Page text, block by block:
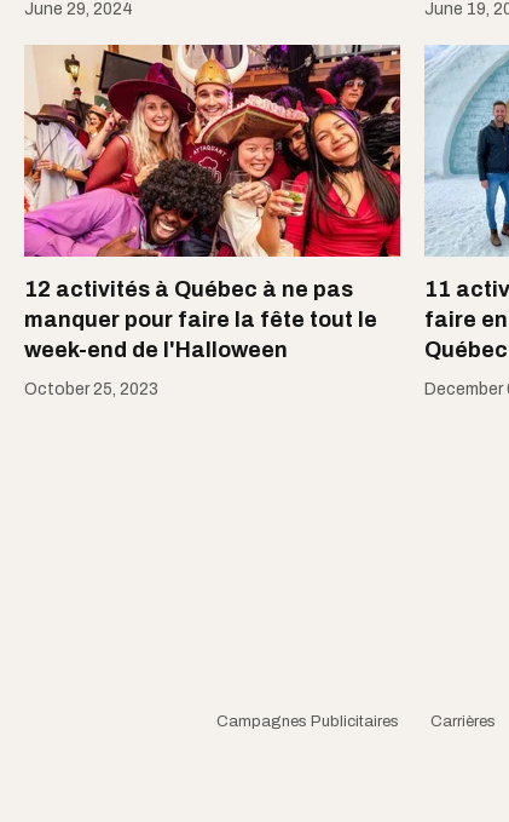
June 29, 2024 June 19,
12 activités à Québec à ne pas
manquer pour faire la fête tout le
week-end de l'Halloween
October 25, 2023
11
faire
Québec
December
Campagnes Publicitaires Carrières